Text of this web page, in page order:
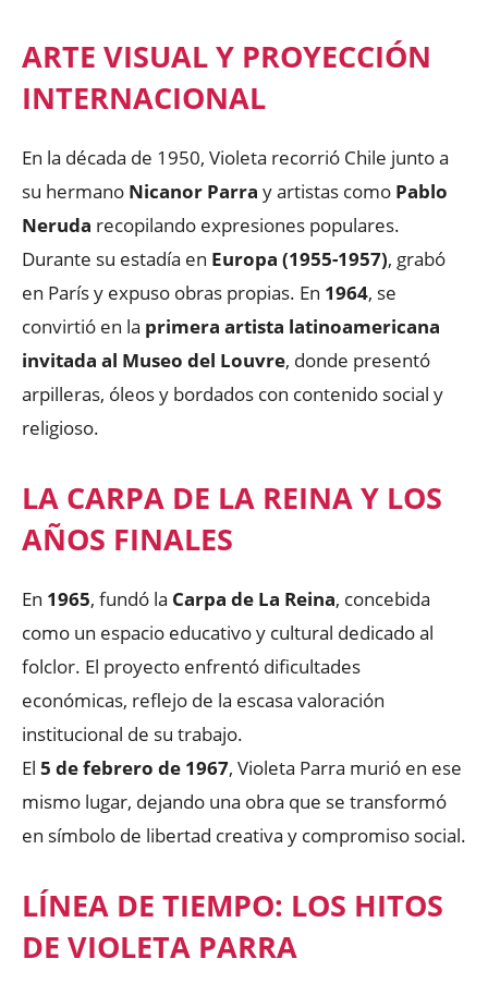
ARTE VISUAL Y PROYECCIÓN
INTERNACIONAL
En la década de 1950, Violeta recorrió Chile junto a
su hermano Nicanor Parra y artistas como Pablo
Neruda recopilando expresiones populares.
Durante su estadía en Europa (1955-1957), grabó
en París y expuso obras propias. En 1964, se
convirtió en la primera artista latinoamericana
invitada al Museo del Louvre, donde presentó
arpilleras, óleos y bordados con contenido social y
religioso.
LA CARPA DE LA REINA Y LOS
AÑOS FINALES
En 1965, fundó la Carpa de La Reina, concebida
como un espacio educativo y cultural dedicado al
folclor. El proyecto enfrentó dificultades
económicas, reflejo de la escasa valoración
institucional de su trabajo.
El 5 de febrero de 1967, Violeta Parra murió en ese
mismo lugar, dejando una obra que se transformó
en símbolo de libertad creativa y compromiso social.
LÍNEA DE TIEMPO: LOS HITOS
DE VIOLETA PARRA